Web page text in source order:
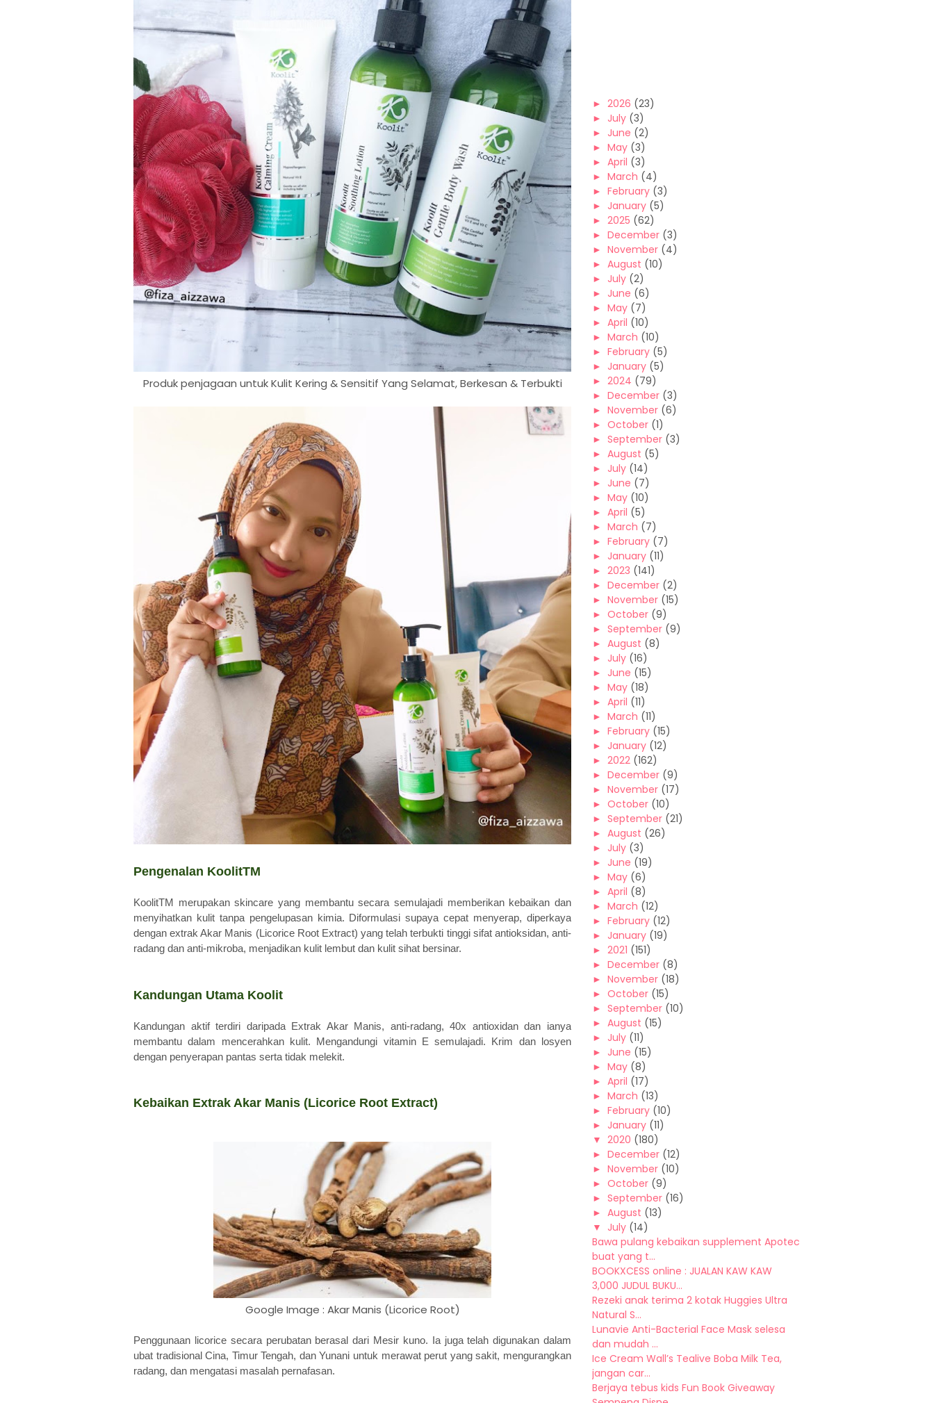
Produk penjagaan untuk Kulit Kering & Sensitif Yang Selamat, Berkesan & Terbukti
Pengenalan KoolitTM
KoolitTM merupakan skincare yang membantu secara semulajadi memberikan kebaikan dan
menyihatkan kulit tanpa pengelupasan kimia. Diformulasi supaya cepat menyerap, diperkaya
dengan extrak Akar Manis (Licorice Root Extract) yang telah terbukti tinggi sifat antioksidan, anti-
radang dan anti-mikroba, menjadikan kulit lembut dan kulit sihat bersinar.
Kandungan Utama Koolit
Kandungan aktif terdiri daripada Extrak Akar Manis, anti-radang, 40x antioxidan dan ianya
membantu dalam mencerahkan kulit. Mengandungi vitamin E semulajadi. Krim dan losyen
dengan penyerapan pantas serta tidak melekit.
Kebaikan Extrak Akar Manis (Licorice Root Extract)
Google Image : Akar Manis (Licorice Root)
Penggunaan licorice secara perubatan berasal dari Mesir kuno. Ia juga telah digunakan dalam
ubat tradisional Cina, Timur Tengah, dan Yunani untuk merawat perut yang sakit, mengurangkan
radang, dan mengatasi masalah pernafasan.
► 2026 (23)
► July (3)
► June (2)
► May (3)
► April (3)
► March (4)
► February (3)
► January (5)
► 2025 (62)
► December (3)
► November (4)
► August (10)
► July (2)
► June (6)
► May (7)
► April (10)
► March (10)
► February (5)
► January (5)
► 2024 (79)
► December (3)
► November (6)
► October (1)
► September (3)
► August (5)
► July (14)
► June (7)
► May (10)
► April (5)
► March (7)
► February (7)
► January (11)
► 2023 (141)
► December (2)
► November (15)
► October (9)
► September (9)
► August (8)
► July (16)
► June (15)
► May (18)
► April (11)
► March (11)
► February (15)
► January (12)
► 2022 (162)
► December (9)
► November (17)
► October (10)
► September (21)
► August (26)
► July (3)
► June (19)
► May (6)
► April (8)
► March (12)
► February (12)
► January (19)
► 2021 (151)
► December (8)
► November (18)
► October (15)
► September (10)
► August (15)
► July (11)
► June (15)
► May (8)
► April (17)
► March (13)
► February (10)
► January (11)
▼ 2020 (180)
► December (12)
► November (10)
► October (9)
► September (16)
► August (13)
▼ July (14)
Bawa pulang kebaikan supplement Apotec
buat yang t...
BOOKXCESS online : JUALAN KAW KAW
3,000 JUDUL BUKU...
Rezeki anak terima 2 kotak Huggies Ultra
Natural S...
Lunavie Anti-Bacterial Face Mask selesa
dan mudah ...
Ice Cream Wall’s Tealive Boba Milk Tea,
jangan car...
Berjaya tebus kids Fun Book Giveaway